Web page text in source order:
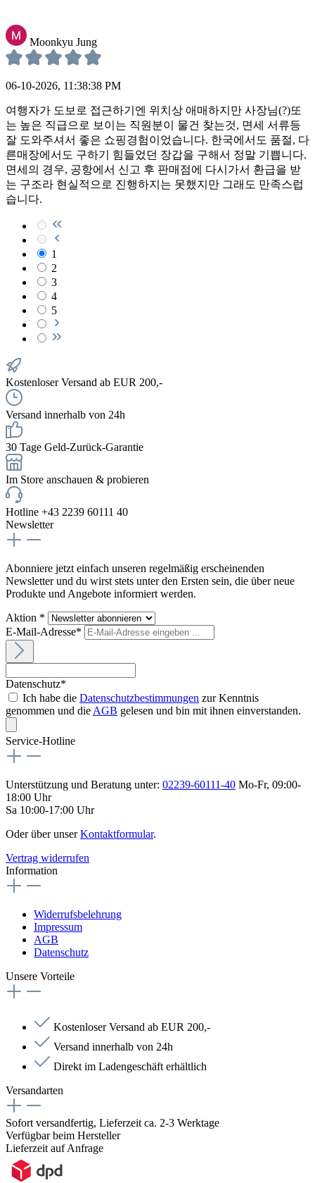
Moonkyu Jung
06-10-2026, 11:38:38 PM
여행자가 도보로 접근하기엔 위치상 애매하지만 사장님(?)또
는 높은 직급으로 보이는 직원분이 물건 찾는것, 면세 서류등
잘 도와주셔서 좋은 쇼핑경험이었습니다. 한국에서도 품절, 다
른매장에서도 구하기 힘들었던 장갑을 구해서 정말 기쁩니다.
면세의 경우, 공항에서 신고 후 판매점에 다시가서 환급을 받
는 구조라 현실적으로 진행하지는 못했지만 그래도 만족스럽
습니다.
1
2
3
4
5
Kostenloser Versand ab EUR 200,-
Versand innerhalb von 24h
30 Tage Geld-Zurück-Garantie
Im Store anschauen & probieren
Hotline +43 2239 60111 40
Newsletter
Abonniere jetzt einfach unseren regelmäßig erscheinenden
Newsletter und du wirst stets unter den Ersten sein, die über neue
Produkte und Angebote informiert werden.
Aktion *
E-Mail-Adresse*
Datenschutz*
Ich habe die Datenschutzbestimmungen zur Kenntnis
genommen und die AGB gelesen und bin mit ihnen einverstanden.
Service-Hotline
Unterstützung und Beratung unter: 02239-60111-40 Mo-Fr, 09:00-
18:00 Uhr
Sa 10:00-17:00 Uhr
Oder über unserKontaktformular.
Vertrag widerrufen
Information
Widerrufsbelehrung
Impressum
AGB
Datenschutz
Unsere Vorteile
Kostenloser Versand ab EUR 200,-
Versand innerhalb von 24h
Direkt im Ladengeschäft erhältlich
Versandarten
Sofort versandfertig, Lieferzeit ca. 2-3 Werktage
Verfügbar beim Hersteller
Lieferzeit auf Anfrage